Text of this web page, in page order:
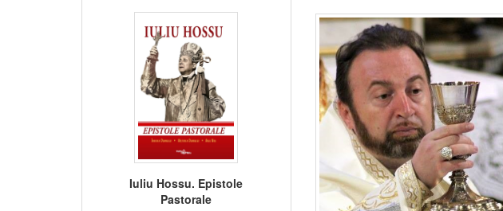
Iuliu Hossu. Epistole
Pastorale